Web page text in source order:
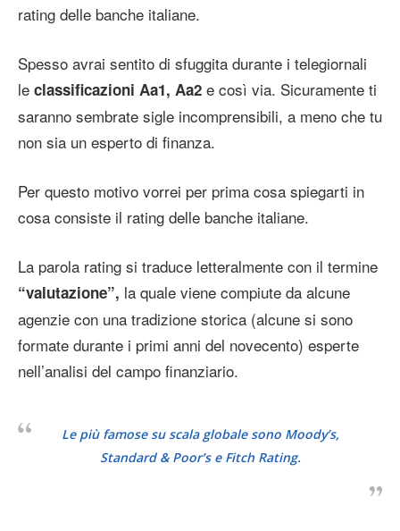
rating delle banche italiane.
Spesso avrai sentito di sfuggita durante i telegiornali
le classificazioni Aa1, Aa2 e così via. Sicuramente ti
saranno sembrate sigle incomprensibili, a meno che tu
non sia un esperto di finanza.
Per questo motivo vorrei per prima cosa spiegarti in
cosa consiste il rating delle banche italiane.
La parola rating si traduce letteralmente con il termine
“valutazione”, la quale viene compiute da alcune
agenzie con una tradizione storica (alcune si sono
formate durante i primi anni del novecento) esperte
nell’analisi del campo finanziario.
Le più famose su scala globale sono Moody’s,
Standard & Poor’s e Fitch Rating.